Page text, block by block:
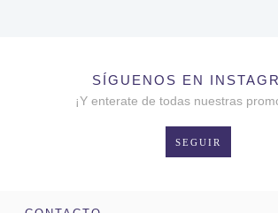
SÍGUENOS EN
¡Y enterate de todas nuestras
SEGUIR